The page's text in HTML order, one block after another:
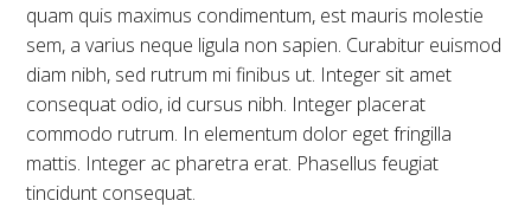
quam quis maximus condimentum, est mauris molestie
sem, a varius neque ligula non sapien. Curabitur euismod
diam nibh, sed rutrum mi finibus ut. Integer sit amet
consequat odio, id cursus nibh. Integer placerat
commodo rutrum. In elementum dolor eget fringilla
mattis. Integer ac pharetra erat. Phasellus feugiat
tincidunt consequat.